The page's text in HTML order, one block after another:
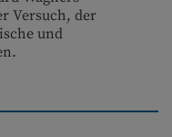
Versuch, der
und